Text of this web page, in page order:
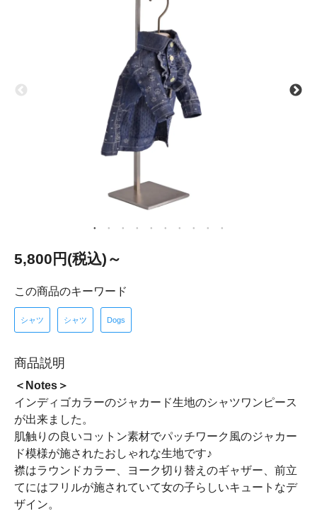
5,800円(税込)～
この商品のキーワード
シャツ シャツ Dogs
商品説明
＜Notes＞
インディゴカラーのジャカード生地のシャツワンピース
が出来ました。
肌触りの良いコットン素材でパッチワーク風のジャカー
ド模様が施されたおしゃれな生地です♪
襟はラウンドカラー、ヨーク切り替えのギャザー、前立
てにはフリルが施されていて女の子らしいキュートなデ
ザイン。